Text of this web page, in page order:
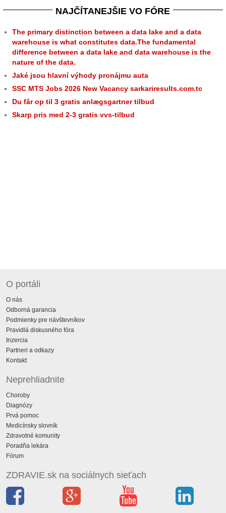
NAJČÍTANEJŠIE VO FÓRE
The primary distinction between a data lake and a data
warehouse is what constitutes data.The fundamental
difference between a data lake and data warehouse is the
nature of the data.
Jaké jsou hlavní výhody pronájmu auta
SSC MTS Jobs 2026 New Vacancy sarkariresults.com.tc
Du får op til 3 gratis anlægsgartner tilbud
Skarp pris med 2-3 gratis vvs-tilbud
O portáli
O nás
Odborná garancia
Podmienky pre návštevníkov
Pravidlá diskusného fóra
Inzercia
Partneri a odkazy
Kontakt
Neprehliadnite
Choroby
Diagnózy
Prvá pomoc
Medicínsky slovník
Zdravotné komunity
Poradňa lekára
Fórum
ZDRAVIE.sk na sociálnych sieťach